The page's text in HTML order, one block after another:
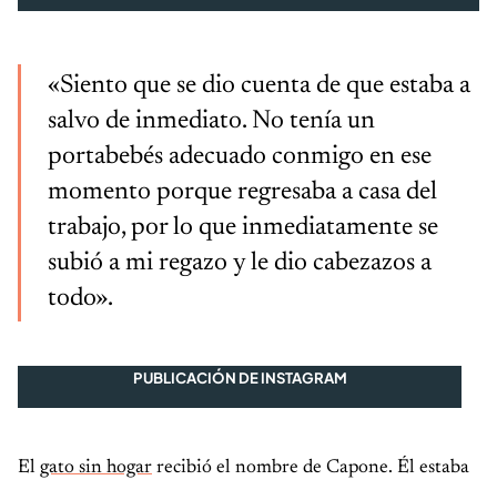
«Siento que se dio cuenta de que estaba a
salvo de inmediato. No tenía un
portabebés adecuado conmigo en ese
momento porque regresaba a casa del
trabajo, por lo que inmediatamente se
subió a mi regazo y le dio cabezazos a
todo».
PUBLICACIÓN DE INSTAGRAM
El gato sin hogar recibió el nombre de Capone. Él estaba